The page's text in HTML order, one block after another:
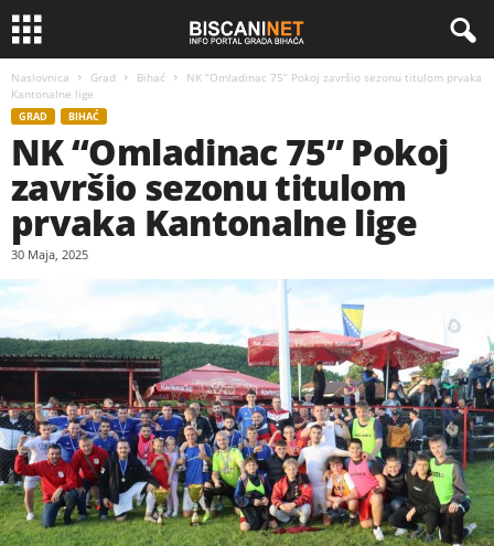
Naslovnica Grad Bihać
NK “Omladinac 75” Pokoj završio sezonu titulom prvaka
Kantonalne lige
GRAD BIHAĆ
NK “Omladinac 75” Pokoj
završio sezonu titulom
prvaka Kantonalne lige
30 Maja, 2025